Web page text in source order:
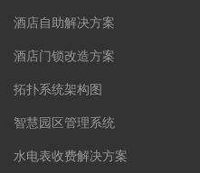
酒店自助解决方案
酒店门锁改造方案
拓扑系统架构图
智慧园区管理系统
水电表收费解决方案